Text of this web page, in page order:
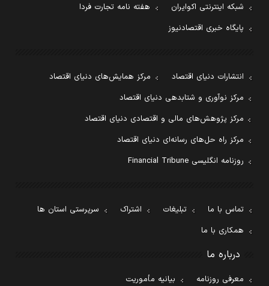
شبکه اینترنتی اکوایران
هفته نامه تجارت فردا
پایگاه خبری اقتصادنیوز
انتشارات دنیای اقتصاد
مرکز همایش‌های دنیای اقتصاد
مرکز نوآوری و شتابدهی دنیای اقتصاد
مرکز پژوهش‌های مالی و اقتصادی دنیای اقتصاد
مرکز راه حل‌های رسانه‌ای دنیای اقتصاد
روزنامه انگلیسی Financial Tribune
تماس با ما تبلیغات اشتراک
سرپرستی استان ها
همکاری با ما
درباره ما
معرفی روزنامه
بیانیه مأموریت